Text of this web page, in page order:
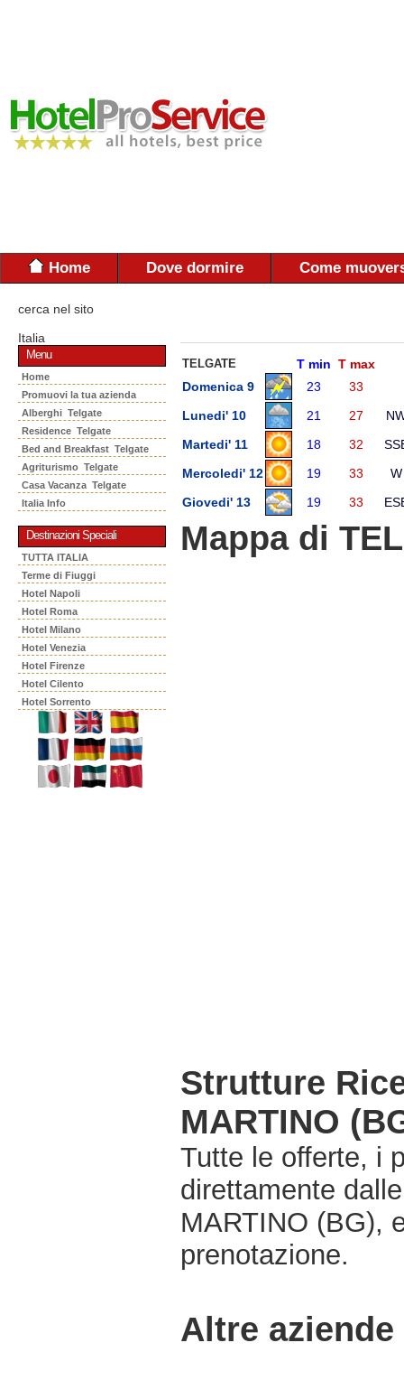
Home Dove dormire Come
cerca nel sito
Italia
Menu
Home
Promuovi la tua azienda
Alberghi Telgate
Residence Telgate
Bed and Breakfast Telgate
Agriturismo Telgate
Casa Vacanza Telgate
Italia Info
Destinazioni Speciali
TUTTA ITALIA
Terme di Fiuggi
Hotel Napoli
Hotel Roma
Hotel Milano
Hotel Venezia
Hotel Firenze
Hotel Cilento
Hotel Sorrento
TELGATE T min T max
Domenica 9
23
33
Lunedi' 10
21 27
Martedi' 11
18 32
Mercoledi' 12
19 33
W
Giovedi' 13
19 33
Mappa di
Strutture
MARTINO
Tutte le offerte, i
direttamente
MARTINO (BG),
prenotazione.
Altre